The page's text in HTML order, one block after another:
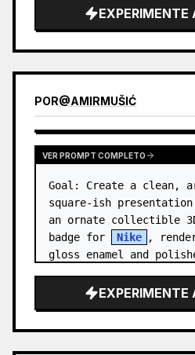
composition on an
and pale a…
EXPERIMENTE
POR@AMIRMUŠIĆ
VER PROMPT COMPLETO
Goal: Create a clean,
square-ish
an ornate collectible
badge for
Nike
,
gloss enamel and
Canvas: Wide 16:9
EXPERIMENTE